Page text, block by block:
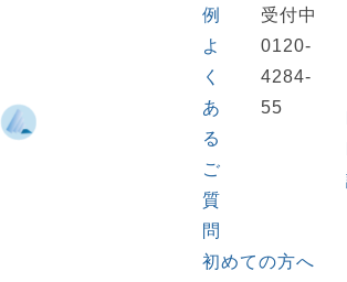
例
よ
く
あ
る
ご
質
問
受付中
0120-
4284-
55
初めての方へ